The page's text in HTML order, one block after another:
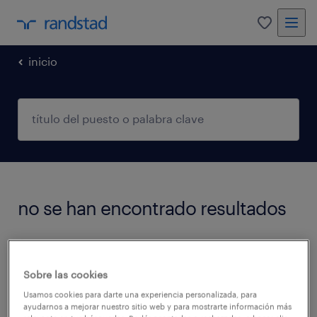
0
inicio
no se han encontrado resultados
estos filtros. Podés intentar modificar los
filtros aplicados para obtener más resultados.
Sobre las cookies
Usamos cookies para darte una experiencia personalizada, para
ayudarnos a mejorar nuestro sitio web y para mostrarte información más